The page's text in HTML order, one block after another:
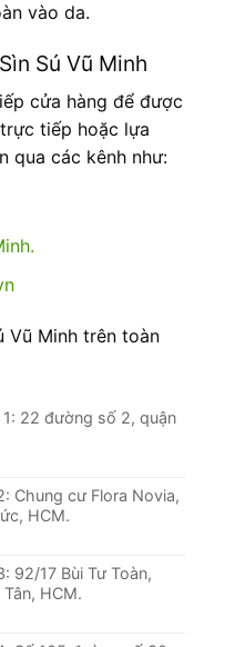
vào da.
Sú Vũ Minh
cửa hàng để được
tiếp hoặc lựa
qua các kênh như:
Vũ Minh trên toàn
22 đường số 2, quận
Chung cư Flora Novia,
HCM.
92/17 Bùi Tư Toàn,
HCM.